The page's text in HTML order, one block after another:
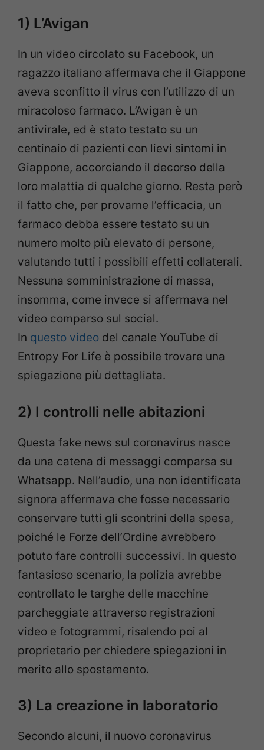
1) L’Avigan
In un video circolato su Facebook, un
ragazzo italiano affermava che il Giappone
aveva sconfitto il virus con l’utilizzo di un
miracoloso farmaco. L’Avigan è un
antivirale, ed è stato testato su un
centinaio di pazienti con lievi sintomi in
Giappone, accorciando il decorso della
loro malattia di qualche giorno. Resta però
il fatto che, per provarne l’efficacia, un
farmaco debba essere testato su un
numero molto più elevato di persone,
valutando tutti i possibili effetti collaterali.
Nessuna somministrazione di massa,
insomma, come invece si affermava nel
video comparso sul social.
In questo video del canale YouTube di
Entropy For Life è possibile trovare una
spiegazione più dettagliata.
2) I controlli nelle abitazioni
Questa fake news sul coronavirus nasce
da una catena di messaggi comparsa su
Whatsapp. Nell’audio, una non identificata
signora affermava che fosse necessario
conservare tutti gli scontrini della spesa,
poiché le Forze dell’Ordine avrebbero
potuto fare controlli successivi. In questo
fantasioso scenario, la polizia avrebbe
controllato le targhe delle macchine
parcheggiate attraverso registrazioni
video e fotogrammi, risalendo poi al
proprietario per chiedere spiegazioni in
merito allo spostamento.
3) La creazione in laboratorio
Secondo alcuni, il nuovo coronavirus